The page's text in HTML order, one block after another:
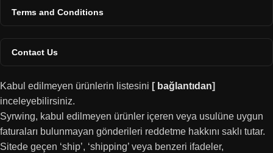
Terms and Conditions
Contact Us
Kabul edilmeyen ürünlerin listesini [ bağlantıdan]
inceleyebilirsiniz.
Syrwing, kabul edilmeyen ürünler içeren veya usulüne uygun
faturaları bulunmayan gönderileri reddetme hakkını saklı tutar.
Sitede geçen ‘ship’, ‘shipping’ veya benzeri ifadeler,